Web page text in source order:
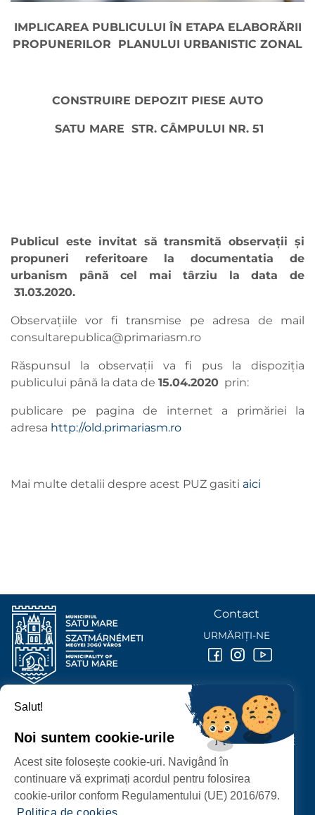
IMPLICAREA PUBLICULUI ÎN ETAPA ELABORĂRII
PROPUNERILOR PLANULUI URBANISTIC ZONAL
CONSTRUIRE DEPOZIT PIESE AUTO
SATU MARE STR. CÂMPULUI NR. 51
Publicul este invitat să transmită observaţii şi
propuneri referitoare la documentatia de
urbanism până cel mai târziu la data de
31.03.2020.
Observaţiile vor fi transmise pe adresa de mail
consultarepublica@primariasm.ro
Răspunsul la observaţii va fi pus la dispoziţia
publicului până la data de 15.04.2020 prin:
publicare pe pagina de internet a primăriei la
adresa http://old.primariasm.ro
Mai multe detalii despre acest PUZ gasiti aici
PROTECȚIA DATELOR PERSONALE
PRIMĂRIA MUNICIPIULUI
P-ȚA 25 OCTOMBRIE, NR. 1 CORP M, 440026 SATU MARE
Contact
URMĂRIȚI-NE
Salut!
Noi suntem cookie-urile
Acest site folosește cookie-uri. Navigând în
continuare vă exprimați acordul pentru folosirea
cookie-urilor conform Regulamentului (UE) 2016/679.
Politica de cookies